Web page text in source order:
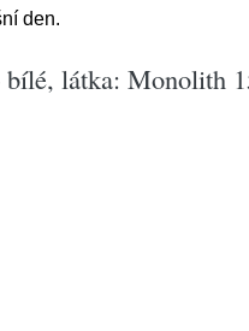
den.
bílé, látka: Monolith